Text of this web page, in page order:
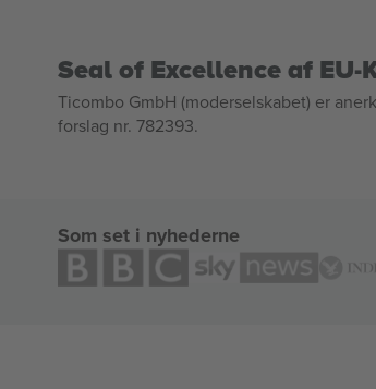
Seal of Excellence af EU-
Ticombo GmbH (moderselskabet) er
forslag nr. 782393.
Som set i nyhederne